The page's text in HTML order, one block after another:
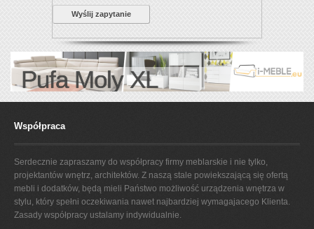
Wyślij zapytanie
Pufa Moly XL
Współpraca
Serdecznie zapraszamy do współpracy firmy meblarskie i nie tylko,
projektantów wnętrz, architektów. Z naszą stale powiekszającą się ofertą
mebli i dodatków, będą mieli Państwo możliwość urządzenia wnętrza w
stylu, który spełni oczekiwania nawet najbardziej wymagajacego Klienta.
Zasady współpracy ustalamy indywidualnie.